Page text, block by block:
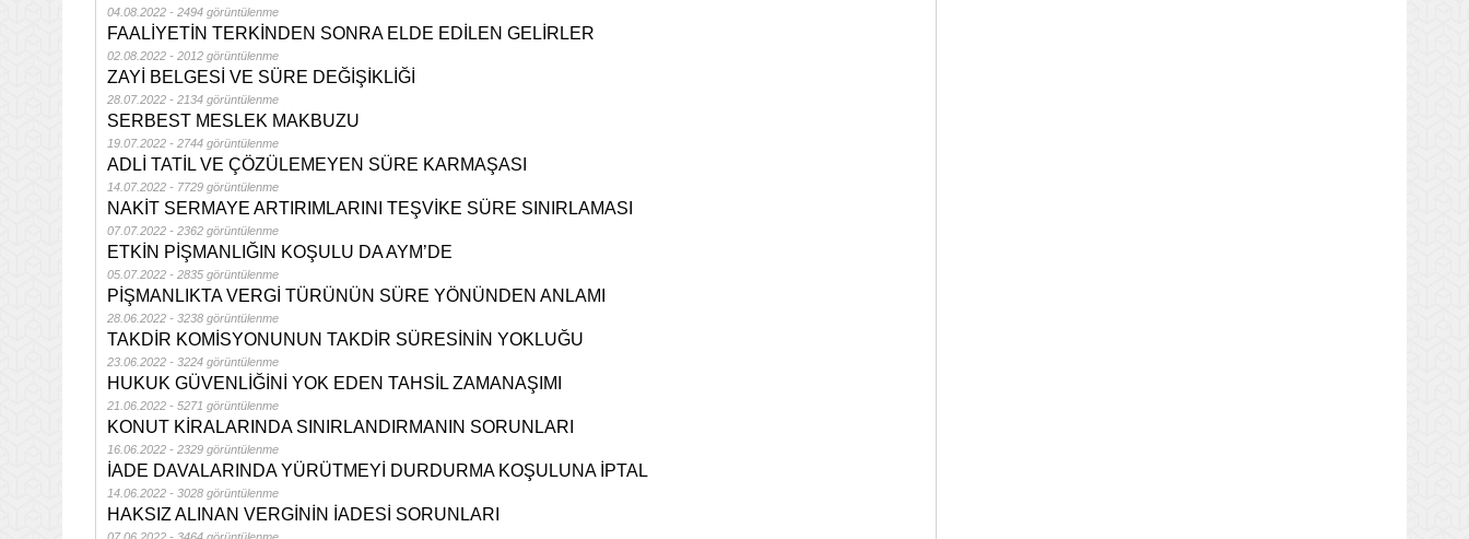
04.08.2022 - 2494 görüntülenme
FAALİYETİN TERKİNDEN SONRA ELDE EDİLEN GELİRLER
02.08.2022 - 2012 görüntülenme
ZAYİ BELGESİ VE SÜRE DEĞİŞİKLİĞİ
28.07.2022 - 2134 görüntülenme
SERBEST MESLEK MAKBUZU
19.07.2022 - 2744 görüntülenme
ADLİ TATİL VE ÇÖZÜLEMEYEN SÜRE KARMAŞASI
14.07.2022 - 7729 görüntülenme
NAKİT SERMAYE ARTIRIMLARINI TEŞVİKE SÜRE SINIRLAMASI
07.07.2022 - 2362 görüntülenme
ETKİN PİŞMANLIĞIN KOŞULU DA AYM’DE
05.07.2022 - 2835 görüntülenme
PİŞMANLIKTA VERGİ TÜRÜNÜN SÜRE YÖNÜNDEN ANLAMI
28.06.2022 - 3238 görüntülenme
TAKDİR KOMİSYONUNUN TAKDİR SÜRESİNİN YOKLUĞU
23.06.2022 - 3224 görüntülenme
HUKUK GÜVENLİĞİNİ YOK EDEN TAHSİL ZAMANAŞIMI
21.06.2022 - 5271 görüntülenme
KONUT KİRALARINDA SINIRLANDIRMANIN SORUNLARI
16.06.2022 - 2329 görüntülenme
İADE DAVALARINDA YÜRÜTMEYİ DURDURMA KOŞULUNA İPTAL
14.06.2022 - 3028 görüntülenme
HAKSIZ ALINAN VERGİNİN İADESİ SORUNLARI